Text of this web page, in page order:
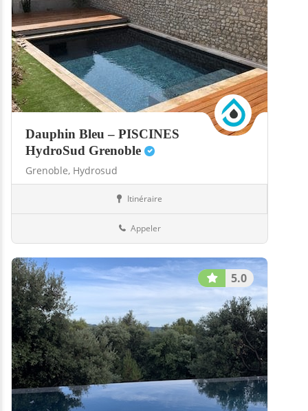
Dauphin Bleu – PISCINES
HydroSud Grenoble
Grenoble, Hydrosud
Itinéraire
Appeler
5.0